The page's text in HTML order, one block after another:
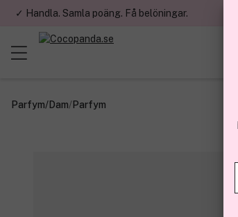
✓ Handla. Samla poäng. Få belöningar.
Parfym/Dam/Parfym